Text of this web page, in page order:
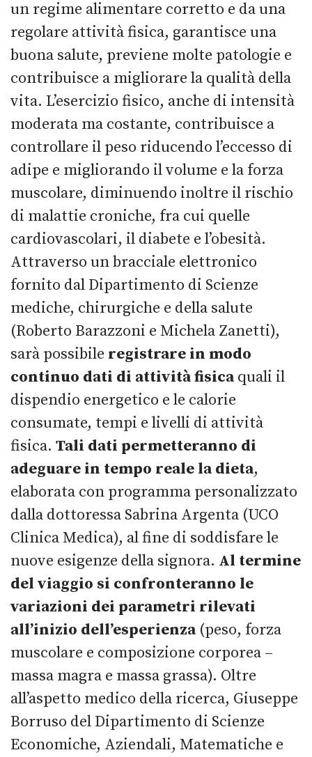
un regime alimentare corretto e da una
regolare attività fisica, garantisce una
buona salute, previene molte patologie e
contribuisce a migliorare la qualità della
vita. L’esercizio fisico, anche di intensità
moderata ma costante, contribuisce a
controllare il peso riducendo l’eccesso di
adipe e migliorando il volume e la forza
muscolare, diminuendo inoltre il rischio
di malattie croniche, fra cui quelle
cardiovascolari, il diabete e l’obesità.
Attraverso un bracciale elettronico
fornito dal Dipartimento di Scienze
mediche, chirurgiche e della salute
(Roberto Barazzoni e Michela Zanetti),
sarà possibile registrare in modo
continuo dati di attività fisicaquali il
dispendio energetico e le calorie
consumate, tempi e livelli di attività
fisica. Tali dati permetteranno di
adeguare in tempo reale la dieta,
elaborata con programma personalizzato
dalla dottoressa Sabrina Argenta (UCO
Clinica Medica), al fine di soddisfare le
nuove esigenze della signora. Al termine
del viaggio si confronteranno le
variazioni dei parametri rilevati
all’inizio dell’esperienza(peso, forza
muscolare e composizione corporea –
massa magra e massa grassa). Oltre
all’aspetto medico della ricerca, Giuseppe
Borruso del Dipartimento di Scienze
Economiche, Aziendali, Matematiche e